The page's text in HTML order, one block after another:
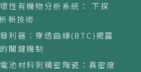
性有機物分析系統： 下探
新技術
利器：穿透曲線(BTC)揭露
關鍵機制
池材料到精密陶瓷：真密度